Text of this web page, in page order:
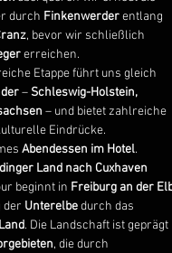
durch Finkenwerderentlang
, bevor wir schließlich
erreichen.
Etappe führt uns gleich
– Schleswig-Holstein,
– und bietet zahlreiche
Eindrücke.
Abendessen im Hotel.
Land nach Cuxhaven
beginnt in Freiburg an der
der Unterelbedurch das
. Die Landschaft ist geprägt
, die durch